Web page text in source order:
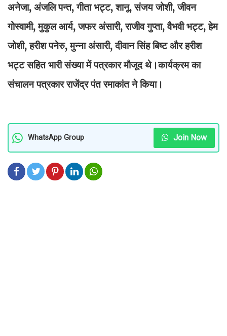
अनेजा, अंजलि पन्त, गीता भट्ट, शानू, संजय जोशी, जीवन
गोस्वामी, मुकुल आर्य, जफर अंसारी, राजीव गुप्ता, वैभवी भट्ट, हेम
जोशी, हरीश पनेरु, मुन्ना अंसारी, दीवान सिंह बिष्ट और हरीश
भट्ट सहित भारी संख्या में पत्रकार मौजूद थे।कार्यक्रम का
संचालन पत्रकार राजेंद्र पंत रमाकांत ने किया।
WhatsApp Group Join Now